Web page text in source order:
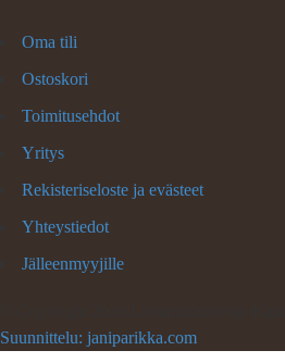
Oma tili
Ostoskori
Toimitusehdot
Yritys
Rekisteriseloste ja evästeet
Yhteystiedot
Jälleenmyyjille
Suunnittelu: janiparikka.com